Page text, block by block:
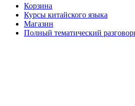
Корзина
Курсы китайского языка
Магазин
Полный тематический